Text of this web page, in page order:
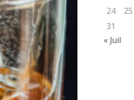
24
25
31
« Juil